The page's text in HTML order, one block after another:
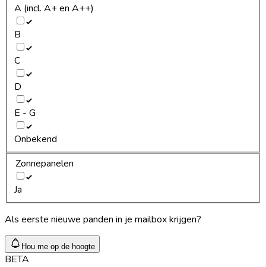
A (incl. A+ en A++)
B
C
D
E - G
Onbekend
Zonnepanelen
Ja
Als eerste nieuwe panden in je mailbox krijgen?
Hou me op de hoogte
BETA